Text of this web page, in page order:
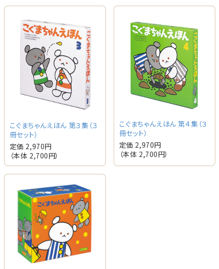
こぐまちゃんえほん 第３集（３
冊セット）
定価 2,970円
（本体 2,700円）
こぐまちゃんえほん 第４集（３
冊セット）
定価 2,970円
（本体 2,700円）